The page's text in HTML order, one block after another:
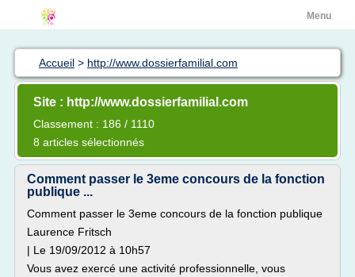
Menu
Accueil > http://www.dossierfamilial.com
Site : http://www.dossierfamilial.com
Classement : 186 / 1110
8 articles sélectionnés
Comment passer le 3eme concours de la fonction
publique ...
Comment passer le 3eme concours de la fonction publique
Laurence Fritsch
| Le 19/09/2012 à 10h57
Vous avez exercé une activité professionnelle, vous